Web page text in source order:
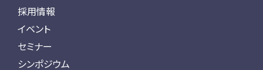
採用情報
イベント
セミナー
シンポジウム